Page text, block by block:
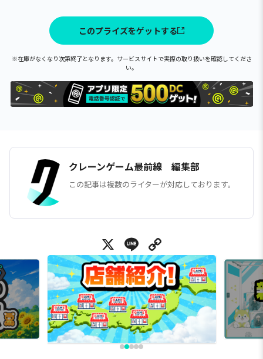
このプライズをゲットする
※在庫がなくなり次第終了となります。サービスサイトで実際の取り扱いを確認してくださ
い。
クレーンゲーム最前線 編集部
この記事は複数のライターが対応しております。
X Line